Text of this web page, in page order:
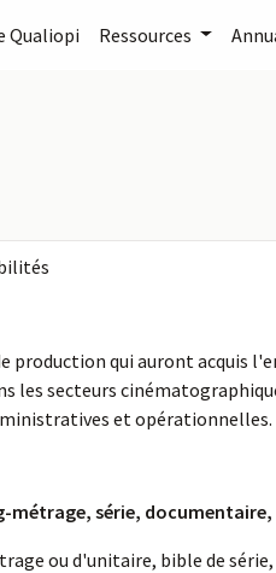
Qualiopi Ressources
production qui auront acquis
les secteurs
et opérationnelles.
série, documentaire,
ou d'unitaire, bible de